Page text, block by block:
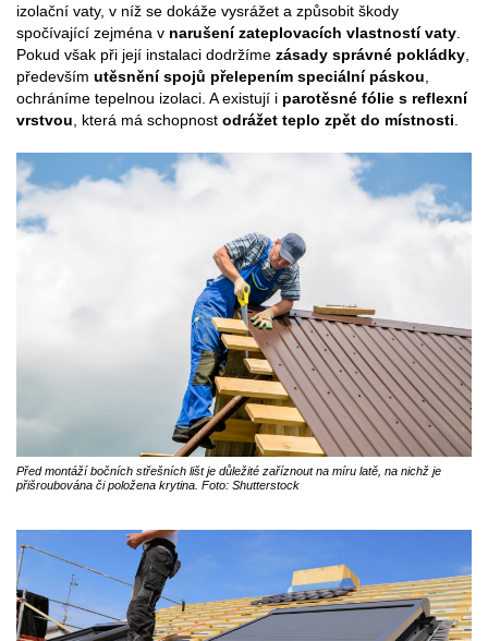
izolační vaty, v níž se dokáže vysrážet a způsobit škody
spočívající zejména v narušení zateplovacích vlastností vaty
Pokud však při její instalaci dodržíme zásady správné pokládky
především utěsnění spojů přelepením speciální páskou
ochráníme tepelnou izolaci. A existují i parotěsné fólie s reflexní
vrstvou , která má schopnost odrážet teplo zpět do místnosti
Před montáží bočních střešních lišt je důležité zaříznout na míru latě, na nichž je
přišroubována či položena krytina. Foto: Shutterstock